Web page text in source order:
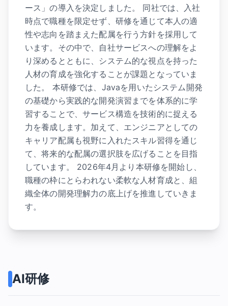
ース」の導入を決定しました。 同社では、入社
時点で職種を限定せず、研修を通じて本人の適
性や志向を踏まえた配属を行う方針を採用して
います。その中で、自社サービスへの理解をよ
り深めるとともに、システム的な視点を持った
人材の育成を強化することが課題となっていま
した。 本研修では、Javaを用いたシステム開発
の基礎から実践的な開発演習までを体系的に学
習することで、サービス構造を技術的に捉える
力を養成します。加えて、エンジニアとしての
キャリア配属も視野に入れたスキル習得を通じ
て、将来的な配属の選択肢を広げることを目指
しています。 2026年4月より本研修を開始し、
職種の枠にとらわれない柔軟な人材育成と、組
織全体の開発理解力の底上げを推進していきま
す。
AI研修